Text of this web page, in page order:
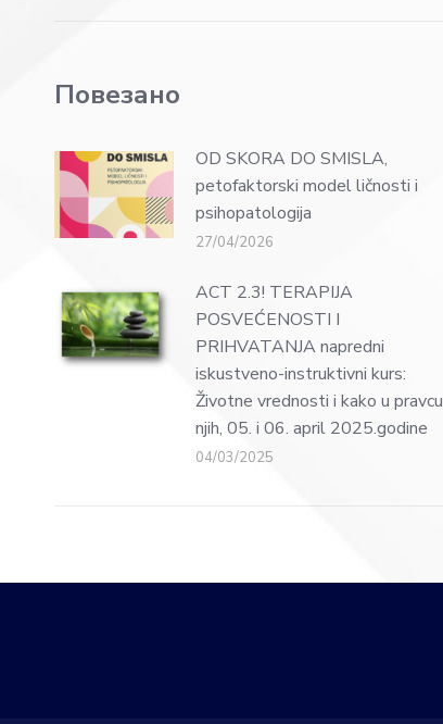
Повезано
OD SKORA DO SMISLA,
petofaktorski model ličnosti i
psihopatologija
27/04/2026
ACT 2.3! TERAPIJA
POSVEĆENOSTI I
PRIHVATANJA napredni
iskustveno-instruktivni kurs:
Životne vrednosti i kako u pravcu
njih, 05. i 06. april 2025.godine
04/03/2025